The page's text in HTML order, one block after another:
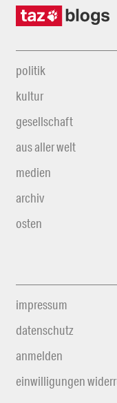
politik
kultur
gesellschaft
aus aller welt
medien
archiv
osten
impressum
datenschutz
anmelden
einwilligungen